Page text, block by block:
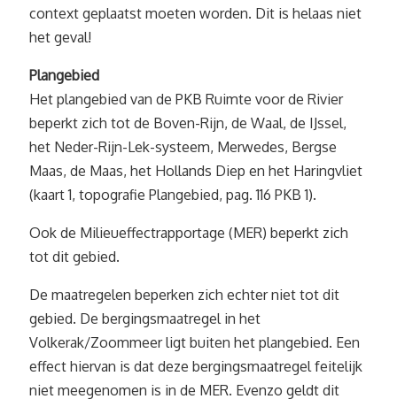
context geplaatst moeten worden. Dit is helaas niet
het geval!
Plangebied
Het plangebied van de PKB Ruimte voor de Rivier
beperkt zich tot de Boven-Rijn, de Waal, de IJssel,
het Neder-Rijn-Lek-systeem, Merwedes, Bergse
Maas, de Maas, het Hollands Diep en het Haringvliet
(kaart 1, topografie Plangebied, pag. 116 PKB 1).
Ook de Milieueffectrapportage (MER) beperkt zich
tot dit gebied.
De maatregelen beperken zich echter niet tot dit
gebied. De bergingsmaatregel in het
Volkerak/Zoommeer ligt buiten het plangebied. Een
effect hiervan is dat deze bergingsmaatregel feitelijk
niet meegenomen is in de MER. Evenzo geldt dit